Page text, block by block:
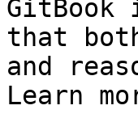
GitBook
that
and
Learn